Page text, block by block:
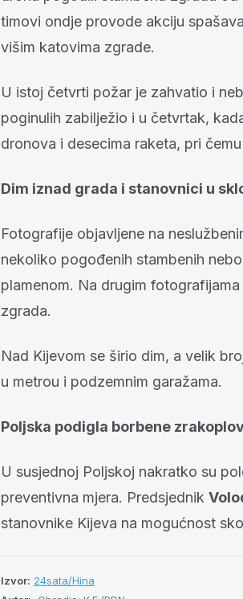
timovi ondje provode akciju
višim katovima zgrade.
U istoj četvrti požar je zahvatio i
poginulih zabilježio i u četvrtak,
dronova i desecima raketa, pri
Dim iznad grada i stanovnici u
Fotografije objavljene na
nekoliko pogođenih stambenih
plamenom. Na drugim
zgrada.
Nad Kijevom se širio dim, a velik
u metrou i podzemnim garažama.
Poljska podigla borbene
U susjednoj Poljskoj nakratko su
preventivna mjera. Predsjednik
stanovnike Kijeva na mogućnost
Izvor: 24sata/Hina